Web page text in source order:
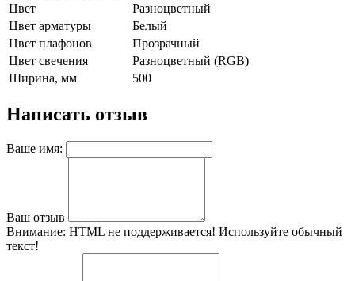
Цвет
Разноцветный
Цвет арматуры
Белый
Цвет плафонов
Прозрачный
Цвет свечения
Разноцветный (RGB)
Ширина, мм
500
Написать отзыв
Ваше имя:
Ваш отзыв
Внимание: HTML не поддерживается! Используйте обычный
текст!